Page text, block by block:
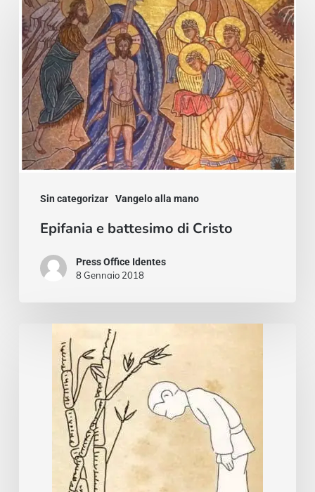
Sin categorizar Vangelo alla mano
e
battesimo
di
Cristo
Epifania e battesimo di Cristo
Press Office Identes
8 Gennaio 2018
compiace